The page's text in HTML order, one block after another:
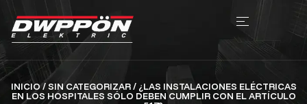
INICIO/SIN CATEGORIZAR/ ¿LAS INSTALACIONES ELÉCTRICAS
EN LOS HOSPITALES SÓLO DEBEN CUMPLIR CON EL ARTÍCULO